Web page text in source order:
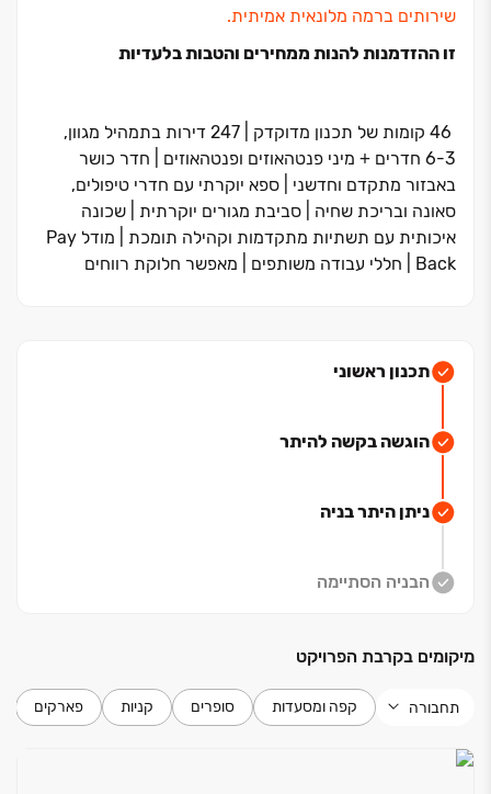
שירותים ברמה מלונאית אמיתית.
‏זו ההזדמנות להנות ממחירים והטבות בלעדיות
קומות של תכנון מדוקדק ‏| ‏247 דירות בתמהיל מגוון,
‏3‏-‏6 חדרים + מיני פנטהאוזים ופנטהאוזים ‏| חדר כושר
באבזור מתקדם וחדשני ‏| ספא יוקרתי עם חדרי טיפולים,
סאונה ובריכת שחיה ‏| סביבת מגורים יוקרתית ‏| שכונה
איכותית עם תשתיות מתקדמות וקהילה תומכת ‏| מודל Pay
Back ‏|
חללי עבודה משותפים ‏| מאפשר חלוקת רווחים
תכנון ראשוני
הוגשה בקשה להיתר
ניתן היתר בניה
הבניה הסתיימה
מיקומים בקרבת הפרויקט
תחבורה קפה ומסעדות סופרים קניות פארקים